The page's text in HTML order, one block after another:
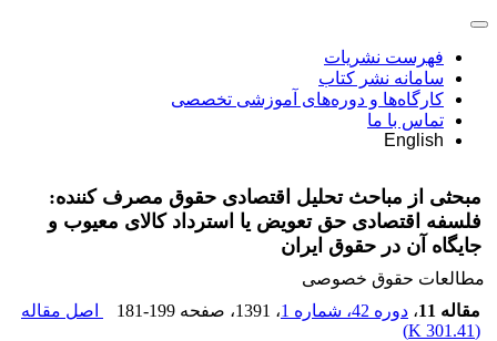
فهرست نشریات
سامانه نشر کتاب
کارگاه‌ها و دوره‌های آموزشی تخصصی
تماس با ما
English
مبحثی از مباحث تحلیل اقتصادی حقوق مصرف کننده:
فلسفه اقتصادی حق تعویض یا استرداد کالای معیوب و
جایگاه آن در حقوق ایران
مطالعات حقوق خصوصی
مقاله 11
، دوره 42، شماره 1 ، 1391 ، صفحه 181-199
اصل مقاله
(
301.41 K
)